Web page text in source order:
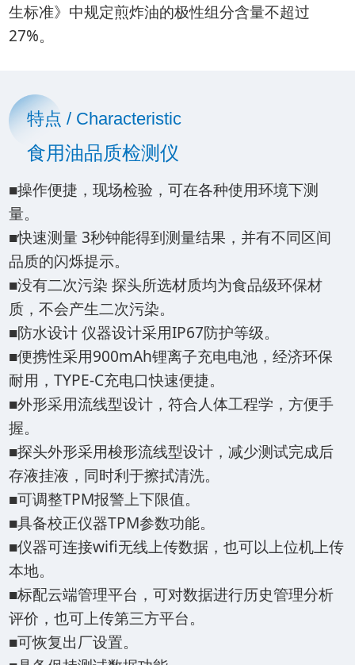
生标准》中规定煎炸油的极性组分含量不超过
27%。
特点 / Characteristic
食用油品质检测仪
■操作便捷，现场检验，可在各种使用环境下测
量。
■快速测量 3秒钟能得到测量结果，并有不同区间
品质的闪烁提示。
■没有二次污染 探头所选材质均为食品级环保材
质，不会产生二次污染。
■防水设计 仪器设计采用IP67防护等级。
■便携性采用900mAh锂离子充电电池，经济环保
耐用，TYPE-C充电口快速便捷。
■外形采用流线型设计，符合人体工程学，方便手
握。
■探头外形采用梭形流线型设计，减少测试完成后
存液挂液，同时利于擦拭清洗。
■可调整TPM报警上下限值。
■具备校正仪器TPM参数功能。
■仪器可连接wifi无线上传数据，也可以上位机上传
本地。
■标配云端管理平台，可对数据进行历史管理分析
评价，也可上传第三方平台。
■可恢复出厂设置。